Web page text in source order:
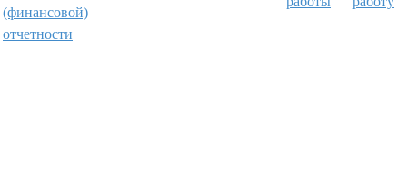
(финансовой)
отчетности